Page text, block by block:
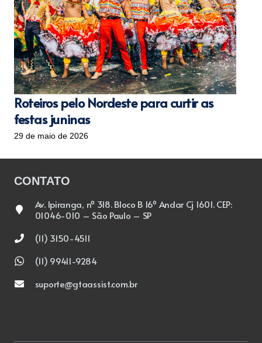
Roteiros pelo Nordeste para curtir as
festas juninas
29 de maio de 2026
CONTATO
Av. Ipiranga, nº 318. Bloco B 16º Andar Cj 1601. CEP:
01046-010 – São Paulo – SP
(11) 3150-4511
(11) 99411-9284
suporte@gtaassist.com.br